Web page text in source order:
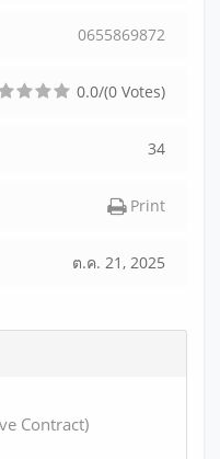
0655869872
0.0/(0 Votes)
34
Print
ต.ค. 21, 2025
Contract)